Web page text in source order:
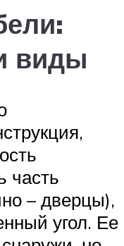
виды
часть
– дверцы),
угол. Ее